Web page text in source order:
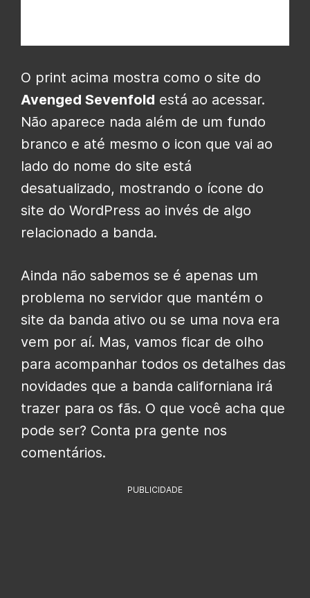
O print acima mostra como o site do
Avenged Sevenfold está ao acessar.
Não aparece nada além de um fundo
branco e até mesmo o icon que vai ao
lado do nome do site está
desatualizado, mostrando o ícone do
site do WordPress ao invés de algo
relacionado a banda.
Ainda não sabemos se é apenas um
problema no servidor que mantém o
site da banda ativo ou se uma nova era
vem por aí. Mas, vamos ficar de olho
para acompanhar todos os detalhes das
novidades que a banda californiana irá
trazer para os fãs. O que você acha que
pode ser? Conta pra gente nos
comentários.
PUBLICIDADE